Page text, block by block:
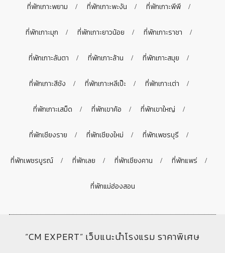
ที่พักเกาะพยาม ที่พักเกาะพะงัน ที่พักเกาะพีพี
ที่พักเกาะมุก ที่พักเกาะยาวน้อย ที่พักเกาะราชา
ที่พักเกาะลันตา ที่พักเกาะล้าน ที่พักเกาะสมุย
ที่พักเกาะสีชัง ที่พักเกาะหลีเป๊ะ ที่พักเกาะเต่า
ที่พักเกาะเสม็ด ที่พักเขาค้อ ที่พักเขาใหญ่
ที่พักเชียงราย ที่พักเชียงใหม่ ที่พักเพชรบุรี
ที่พักเพชรบูรณ์ ที่พักเลย ที่พักเชียงคาน ที่พักแพร่
ที่พักแม่ฮ่องสอน
“CM EXPERT” เว็บแนะนำโรงแรม ราคาพิเศษ